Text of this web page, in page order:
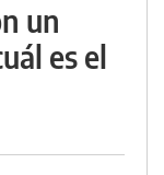
un
es el